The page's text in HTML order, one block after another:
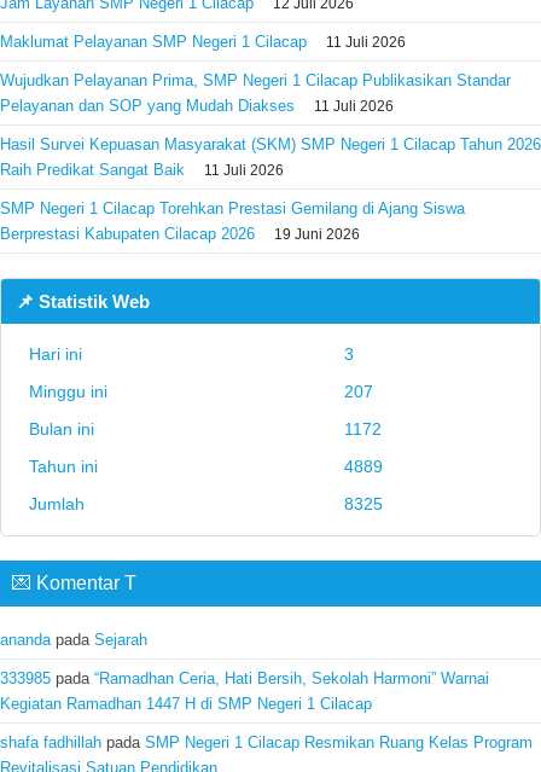
12 Juli 2026
Maklumat Pelayanan SMP Negeri 1 Cilacap 11 Juli 2026
Wujudkan Pelayanan Prima, SMP Negeri 1 Cilacap Publikasikan Standar
Pelayanan dan SOP yang Mudah Diakses
11 Juli 2026
Hasil Survei Kepuasan Masyarakat (SKM) SMP Negeri 1 Cilacap Tahun 2026
Raih Predikat Sangat Baik
11 Juli 2026
SMP Negeri 1 Cilacap Torehkan Prestasi Gemilang di Ajang Siswa
Berprestasi Kabupaten Cilacap 2026
19 Juni 2026
📌 Statistik Web
Hari ini
3
Minggu ini
207
Bulan ini
1172
Tahun ini
4889
Jumlah
8325
💌 Komentar T
ananda pada Sejarah
333985 pada “Ramadhan Ceria, Hati Bersih, Sekolah Harmoni” Warnai
Kegiatan Ramadhan 1447 H di SMP Negeri 1 Cilacap
shafa fadhillah pada SMP Negeri 1 Cilacap Resmikan Ruang Kelas Program
Revitalisasi Satuan Pendidikan